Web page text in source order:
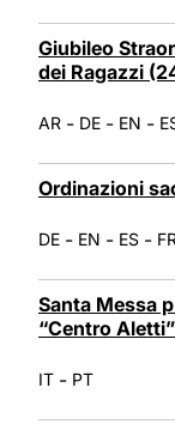
Giubileo
dei Ragazzi
AR - DE - EN -
Ordinazioni
DE - EN - ES -
Santa Messa
“Centro
IT - PT